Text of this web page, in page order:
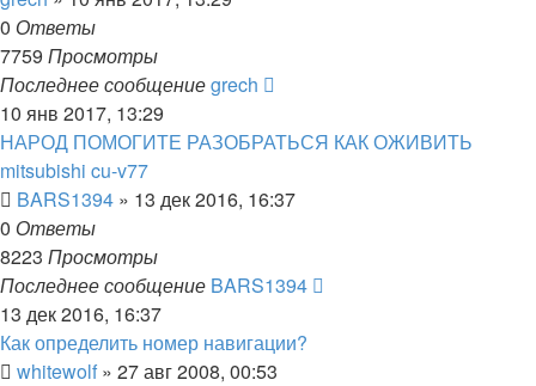
0 Ответы
7759 Просмотры
Последнее сообщениеgrech
10 янв 2017, 13:29
НАРОД ПОМОГИТЕ РАЗОБРАТЬСЯ КАК ОЖИВИТЬ
mitsubishi cu-v77
BARS1394 » 13 дек 2016, 16:37
0 Ответы
8223 Просмотры
Последнее сообщение BARS1394
13 дек 2016, 16:37
Как определить номер навигации?
whitewolf » 27 авг 2008, 00:53